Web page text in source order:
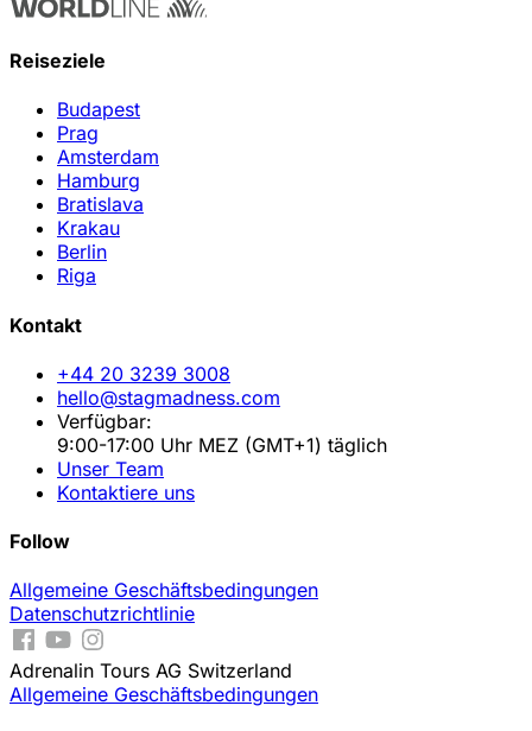
Reiseziele
Budapest
Prag
Amsterdam
Hamburg
Bratislava
Krakau
Berlin
Riga
Kontakt
+44 20 3239 3008
hello@stagmadness.com
Verfügbar:
9:00-17:00 Uhr MEZ (GMT+1) täglich
Unser Team
Kontaktiere uns
Follow
Allgemeine Geschäftsbedingungen
Datenschutzrichtlinie
Adrenalin Tours AG Switzerland
Allgemeine Geschäftsbedingungen